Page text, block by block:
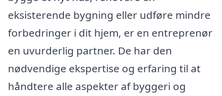
eksisterende bygning eller udføre mindre
forbedringer i dit hjem, er en entreprenør
en uvurderlig partner. De har den
nødvendige ekspertise og erfaring til at
håndtere alle aspekter af byggeri og